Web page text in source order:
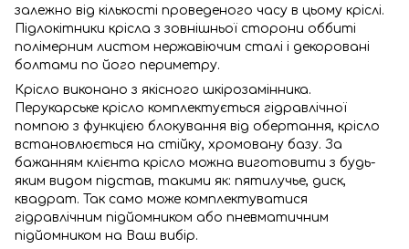
залежно від кількості проведеного часу в цьому кріслі.
Підлокітники крісла з зовнішньої сторони оббиті
полімерним листом нержавіючим сталі і декоровані
болтами по його периметру.
Крісло виконано з якісного шкірозамінника.
Перукарське крісло комплектується гідравлічної
помпою з функцією блокування від обертання, крісло
встановлюється на стійку, хромовану базу. За
бажанням клієнта крісло можна виготовити з будь-
яким видом підстав, такими як: пятилучье, диск,
квадрат. Так само може комплектуватися
гідравлічним підйомником або пневматичним
підйомником на Ваш вибір.